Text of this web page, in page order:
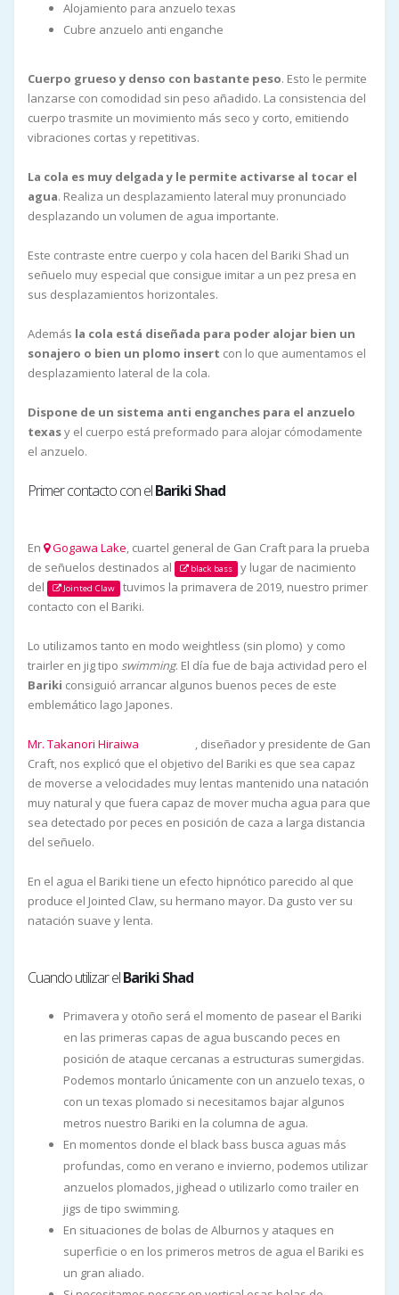
Alojamiento para anzuelo texas
Cubre anzuelo anti enganche
Cuerpo grueso y denso con bastante peso. Esto le permite
lanzarse con comodidad sin peso añadido. La consistencia del
cuerpo trasmite un movimiento más seco y corto, emitiendo
vibraciones cortas y repetitivas.
La cola es muy delgada y le permite activarse al tocar el
agua. Realiza un desplazamiento lateral muy pronunciado
desplazando un volumen de agua importante.
Este contraste entre cuerpo y cola hacen del Bariki Shad un
señuelo muy especial que consigue imitar a un pez presa en
sus desplazamientos horizontales.
Además la cola está diseñada para poder alojar bien un
sonajero o bien un plomo insert con lo que aumentamos el
desplazamiento lateral de la cola.
Dispone de un sistema anti enganches para el anzuelo
texasy el cuerpo está preformado para alojar cómodamente
el anzuelo.
Primer contacto con elBariki Shad
En Gogawa Lake, cuartel general de Gan Craft para la prueba
de señuelos destinados al
black bass y lugar de nacimiento
del
Jointed Claw tuvimos la primavera de 2019, nuestro primer
contacto con el Bariki.
Lo utilizamos tanto en modo weightless (sin plomo) y como
trairler en jig tipo swimming. El día fue de baja actividad pero el
Bariki consiguió arrancar algunos buenos peces de este
emblemático lago Japones.
Mr. Takanori Hiraiwa
, diseñador y presidente de Gan
Craft, nos explicó que el objetivo del Bariki es que sea capaz
de moverse a velocidades muy lentas mantenido una natación
muy natural y que fuera capaz de mover mucha agua para que
sea detectado por peces en posición de caza a larga distancia
del señuelo.
En el agua el Bariki tiene un efecto hipnótico parecido al que
produce el Jointed Claw, su hermano mayor. Da gusto ver su
natación suave y lenta.
Cuando utilizar elBariki Shad
Primavera y otoño será el momento de pasear el Bariki
en las primeras capas de agua buscando peces en
posición de ataque cercanas a estructuras sumergidas.
Podemos montarlo únicamente con un anzuelo texas, o
con un texas plomado si necesitamos bajar algunos
metros nuestro Bariki en la columna de agua.
En momentos donde el black bass busca aguas más
profundas, como en verano e invierno, podemos utilizar
anzuelos plomados, jighead o utilizarlo como trailer en
jigs de tipo swimming.
En situaciones de bolas de Alburnos y ataques en
superficie o en los primeros metros de agua el Bariki es
un gran aliado.